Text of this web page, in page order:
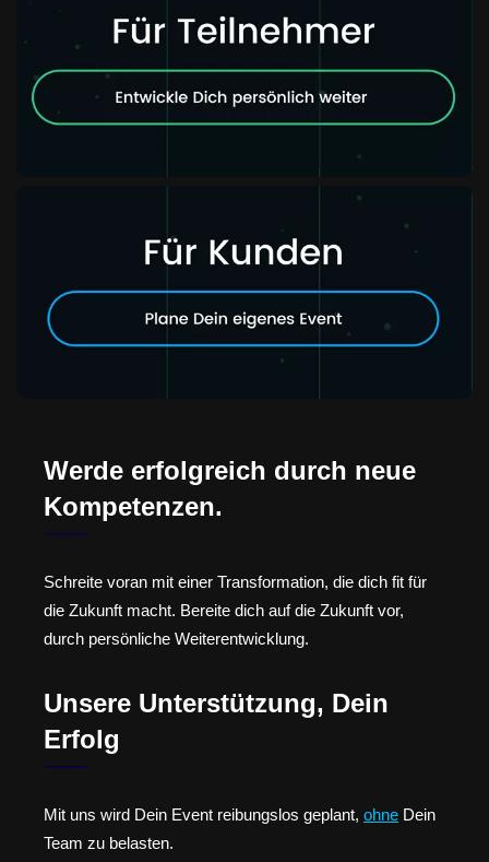
Werde erfolgreich durch neue
Kompetenzen.
Schreite voran mit einer Transformation, die dich fit für
die Zukunft macht. Bereite dich auf die Zukunft vor,
durch persönliche Weiterentwicklung.
Unsere Unterstützung, Dein
Erfolg
Mit uns wird Dein Event reibungslos geplant, ohne Dein
Team zu belasten.